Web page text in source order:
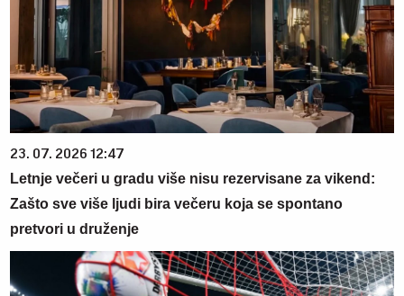
23. 07. 2026 12:47
Letnje večeri u gradu više nisu rezervisane za vikend:
Zašto sve više ljudi bira večeru koja se spontano
pretvori u druženje